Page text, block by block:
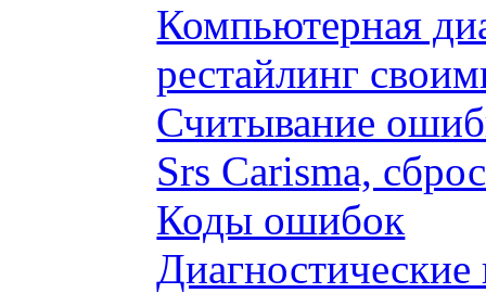
Компьютерная
рестайлинг
Считывание
Srs Carisma,
Коды ошибок